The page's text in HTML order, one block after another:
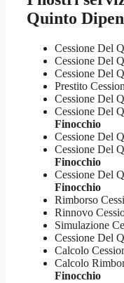
Quinto
Cessione Del
Cessione Del
Cessione Del
Prestito
Cessione Del
Cessione Del
Finocchio
Cessione Del
Cessione Del
Finocchio
Cessione Del
Finocchio
Rimborso
Rinnovo
Simulazione
Cessione Del
Calcolo
Calcolo
Finocchio